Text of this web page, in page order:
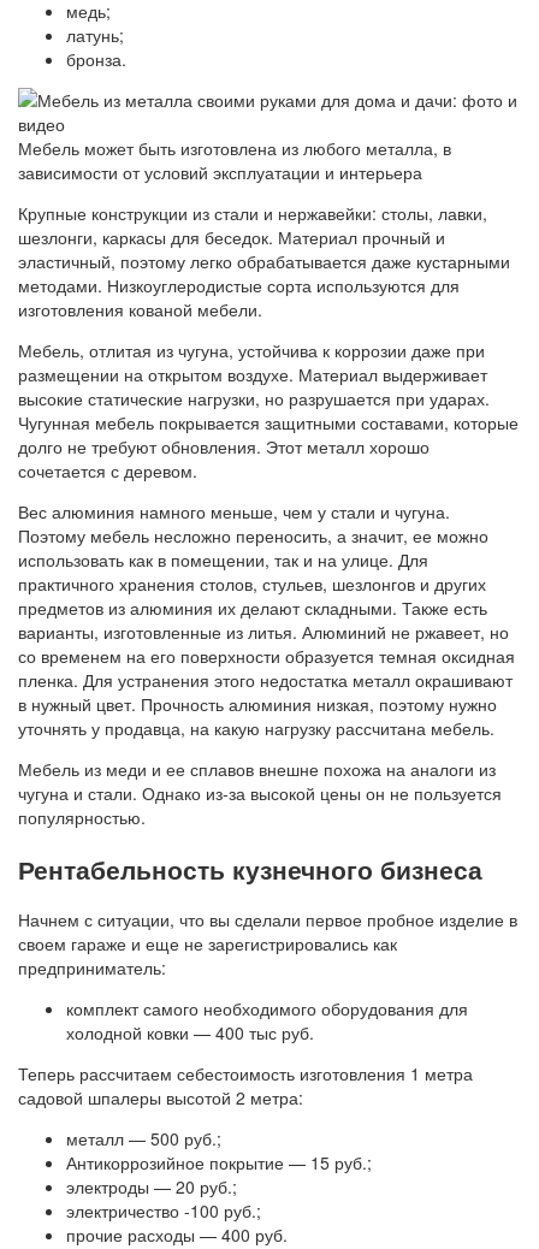
медь;
латунь;
бронза.
Мебель может быть изготовлена ​​из любого металла, в
зависимости от условий эксплуатации и интерьера
Крупные конструкции из стали и нержавейки: столы, лавки,
шезлонги, каркасы для беседок. Материал прочный и
эластичный, поэтому легко обрабатывается даже кустарными
методами. Низкоуглеродистые сорта используются для
изготовления кованой мебели.
Мебель, отлитая из чугуна, устойчива к коррозии даже при
размещении на открытом воздухе. Материал выдерживает
высокие статические нагрузки, но разрушается при ударах.
Чугунная мебель покрывается защитными составами, которые
долго не требуют обновления. Этот металл хорошо
сочетается с деревом.
Вес алюминия намного меньше, чем у стали и чугуна.
Поэтому мебель несложно переносить, а значит, ее можно
использовать как в помещении, так и на улице. Для
практичного хранения столов, стульев, шезлонгов и других
предметов из алюминия их делают складными. Также есть
варианты, изготовленные из литья. Алюминий не ржавеет, но
со временем на его поверхности образуется темная оксидная
пленка. Для устранения этого недостатка металл окрашивают
в нужный цвет. Прочность алюминия низкая, поэтому нужно
уточнять у продавца, на какую нагрузку рассчитана мебель.
Мебель из меди и ее сплавов внешне похожа на аналоги из
чугуна и стали. Однако из-за высокой цены он не пользуется
популярностью.
Рентабельность кузнечного бизнеса
Начнем с ситуации, что вы сделали первое пробное изделие в
своем гараже и еще не зарегистрировались как
предприниматель:
комплект самого необходимого оборудования для
холодной ковки — 400 тыс руб.
Теперь рассчитаем себестоимость изготовления 1 метра
садовой шпалеры высотой 2 метра:
металл — 500 руб.;
Антикоррозийное покрытие — 15 руб.;
электроды — 20 руб.;
электричество -100 руб.;
прочие расходы — 400 руб.